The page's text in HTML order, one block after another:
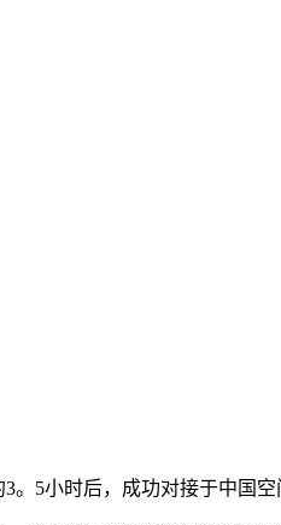
5小时后，成功对接于中国空